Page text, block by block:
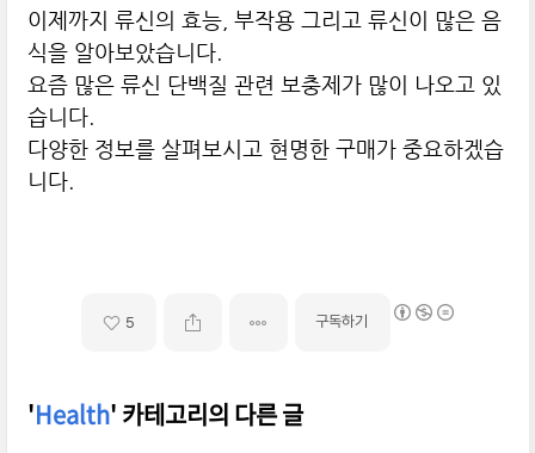
이제까지 류신의 효능, 부작용 그리고 류신이 많은 음
식을 알아보았습니다.
요즘 많은 류신 단백질 관련 보충제가 많이 나오고 있
습니다.
다양한 정보를 살펴보시고 현명한 구매가 중요하겠습
니다.
5 구독하기
'Health' 카테고리의 다른 글